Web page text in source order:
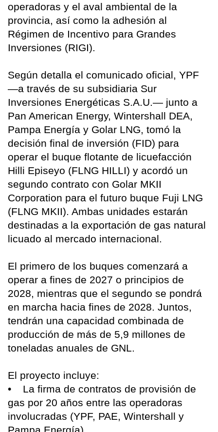
operadoras y el aval ambiental de la
provincia, así como la adhesión al
Régimen de Incentivo para Grandes
Inversiones (RIGI).
Según detalla el comunicado oficial, YPF
—a través de su subsidiaria Sur
Inversiones Energéticas S.A.U.— junto a
Pan American Energy, Wintershall DEA,
Pampa Energía y Golar LNG, tomó la
decisión final de inversión (FID) para
operar el buque flotante de licuefacción
Hilli Episeyo (FLNG HILLI) y acordó un
segundo contrato con Golar MKII
Corporation para el futuro buque Fuji LNG
(FLNG MKII). Ambas unidades estarán
destinadas a la exportación de gas natural
licuado al mercado internacional.
El primero de los buques comenzará a
operar a fines de 2027 o principios de
2028, mientras que el segundo se pondrá
en marcha hacia fines de 2028. Juntos,
tendrán una capacidad combinada de
producción de más de 5,9 millones de
toneladas anuales de GNL.
El proyecto incluye:
• La firma de contratos de provisión de
gas por 20 años entre las operadoras
involucradas (YPF, PAE, Wintershall y
Pampa Energía).